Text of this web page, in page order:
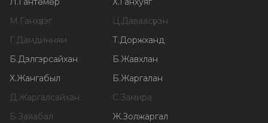
М.Ганхүлэг Ц.Даваасүрэн
Г.Дамдинням Т.Доржханд
Б.Дэлгэрсайхан Б.Жавхлан
Х.Жангабыл Б.Жаргалан
Д.Жаргалсайхан С.Замира
Б.Заяабал Ж.Золжаргал